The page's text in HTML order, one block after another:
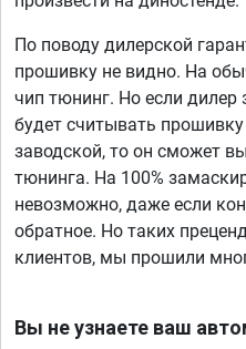
По поводу дилерской
прошивку не видно. На
чип тюнинг. Но если дилер
будет считывать
заводской, то он сможет
тюнинга. На 100%
невозможно, даже если
обратное. Но таких
клиентов, мы прошили
Вы не узнаете ваш